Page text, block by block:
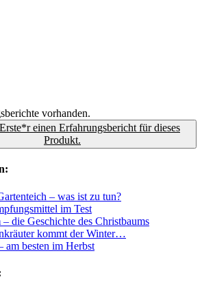
vorhanden.
einen Erfahrungsbericht für dieses
Produkt.
– was ist zu tun?
im Test
die Geschichte des Christbaums
kommt der Winter…
am besten im Herbst